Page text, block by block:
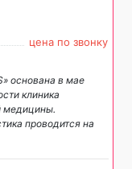
цена по звонку
основана в мае
клиника
медицины.
проводится на